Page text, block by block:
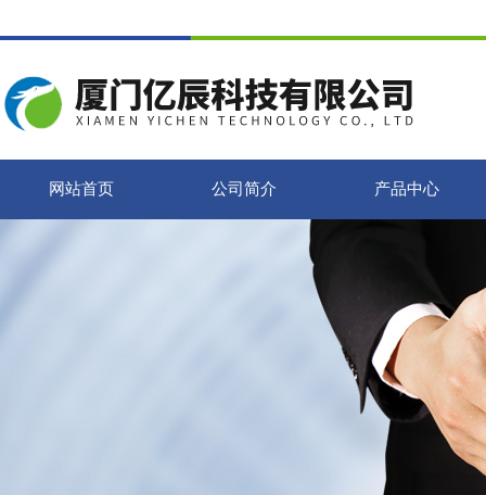
网站首页 公司简介 产品中心